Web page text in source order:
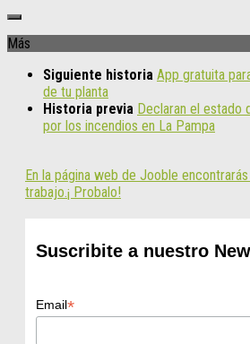
Más
Siguiente historia App gratuita
de tu planta
Historia previa Declaran el estado
por los incendios en La Pampa
En la página web de Jooble
trabajo.¡ Probalo!
Suscribite a nuestro
Email*